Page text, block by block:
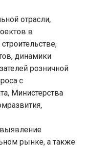
отрасли,
в
динамики
розничной
с
Министерства
рынке, а также